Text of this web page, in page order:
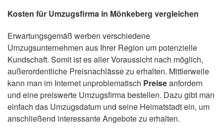
Kosten für Umzugsfirma in Mönkeberg vergleichen
Erwartungsgemäß werben verschiedene
Umzugsunternehmen aus Ihrer Region um potenzielle
Kundschaft. Somit ist es aller Voraussicht nach möglich,
außerordentliche Preisnachlässe zu erhalten. Mittlerweile
kann man im Internet unproblematisch Preiseanfordern
und eine preiswerte Umzugsfirma bestellen. Dazu gibt man
einfach das Umzugsdatum und seine Heimatstadt ein, um
anschließend interessante Angebote zu erhalten.